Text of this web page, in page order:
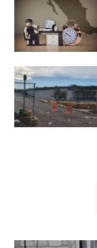
Política
Municipios